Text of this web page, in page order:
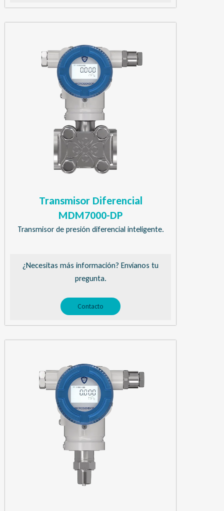
Transmisor Diferencial
MDM7000-DP
Transmisor de presión diferencial inteligente.
¿Necesitas más información? Envíanos tu
pregunta.
Contacto